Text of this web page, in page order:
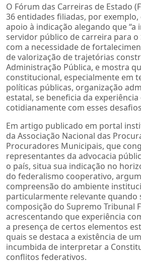
O Fórum das Carreiras de Estado
36 entidades filiadas, por
apoio à indicação alegando que “a
servidor público de carreira para o
com a necessidade de
de valorização de trajetórias
Administração Pública, e mostra
constitucional, especialmente em
políticas públicas, organização
estatal, se beneficia da
cotidianamente com esses
Em artigo publicado em portal
da Associação Nacional das
Procuradores Municipais, que
representantes da advocacia
o país, situa sua indicação no
do federalismo cooperativo,
compreensão do ambiente
particularmente relevante quando
composição do Supremo Tribunal
acrescentando que experiência
a presença de certos elementos
quais se destaca a existência de
incumbida de interpretar a
conflitos federativos.